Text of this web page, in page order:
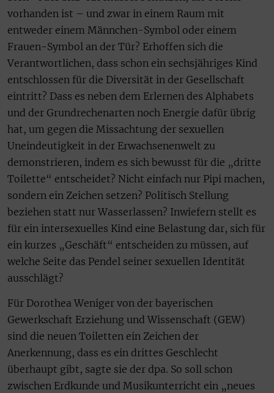
vorhanden ist – und zwar in einem Raum mit
entweder einem Männchen-Symbol oder einem
Frauen-Symbol an der Tür? Erhoffen sich die
Verantwortlichen, dass schon ein sechsjähriges Kind
entschlossen für die Diversität in der Gesellschaft
eintritt? Dass es neben dem Erlernen des Alphabets
und der Grundrechenarten noch Energie dafür übrig
hat, um gegen die Missachtung der sexuellen
Uneindeutigkeit in der Erwachsenenwelt zu
demonstrieren, indem es sich bewusst für die „dritte
Toilette“ entscheidet? Nicht einfach nur Pipi machen,
sondern ein Zeichen setzen? Politisch Stellung
beziehen statt nur Wasserlassen? Inwiefern stellt es
für ein intersexuelles Kind eine Belastung dar, sich für
ein kurzes „Geschäft“ entscheiden zu müssen, auf
welche Seite das Pendel seiner sexuellen Identität
ausschlägt?
Für Dorothea Weniger von der bayerischen
Gewerkschaft Erziehung und Wissenschaft (GEW)
sind die neuen Toiletten ein Zeichen der
Anerkennung, dass es ein drittes Geschlecht
überhaupt gibt, sagte sie der dpa. So soll schon
zwischen Erdkunde und Musikunterricht ein „neues